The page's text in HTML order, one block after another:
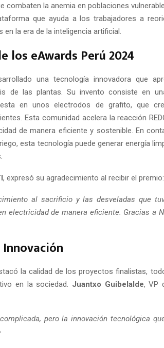
combaten la anemia en poblaciones
que ayuda a los trabajadores a
en la era de la inteligencia artificial.
los eAwards Perú 2024
una tecnología innovadora que
de las plantas. Su invento consiste en
en unos electrodos de grafito, que
Esta comunidad acelera la reacción
de manera eficiente y sostenible. En
esta tecnología puede generar energía
, expresó su agradecimiento al recibir el premio:
al sacrificio y las desveladas que
electricidad de manera eficiente. Gracias a
la calidad de los proyectos finalistas,
en la sociedad. Juantxo Guibelalde, VP
pero la innovación tecnológica